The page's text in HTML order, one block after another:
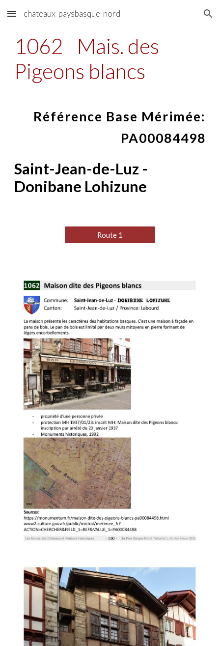
Skip to main content Skip to navigation
chateaux-paysbasque-nord
1062
Mais. des
Pigeons blancs
Référence Base Mérimée:
PA00084498
Saint-Jean-de-Luz -
Donibane Lohizune
Route 1